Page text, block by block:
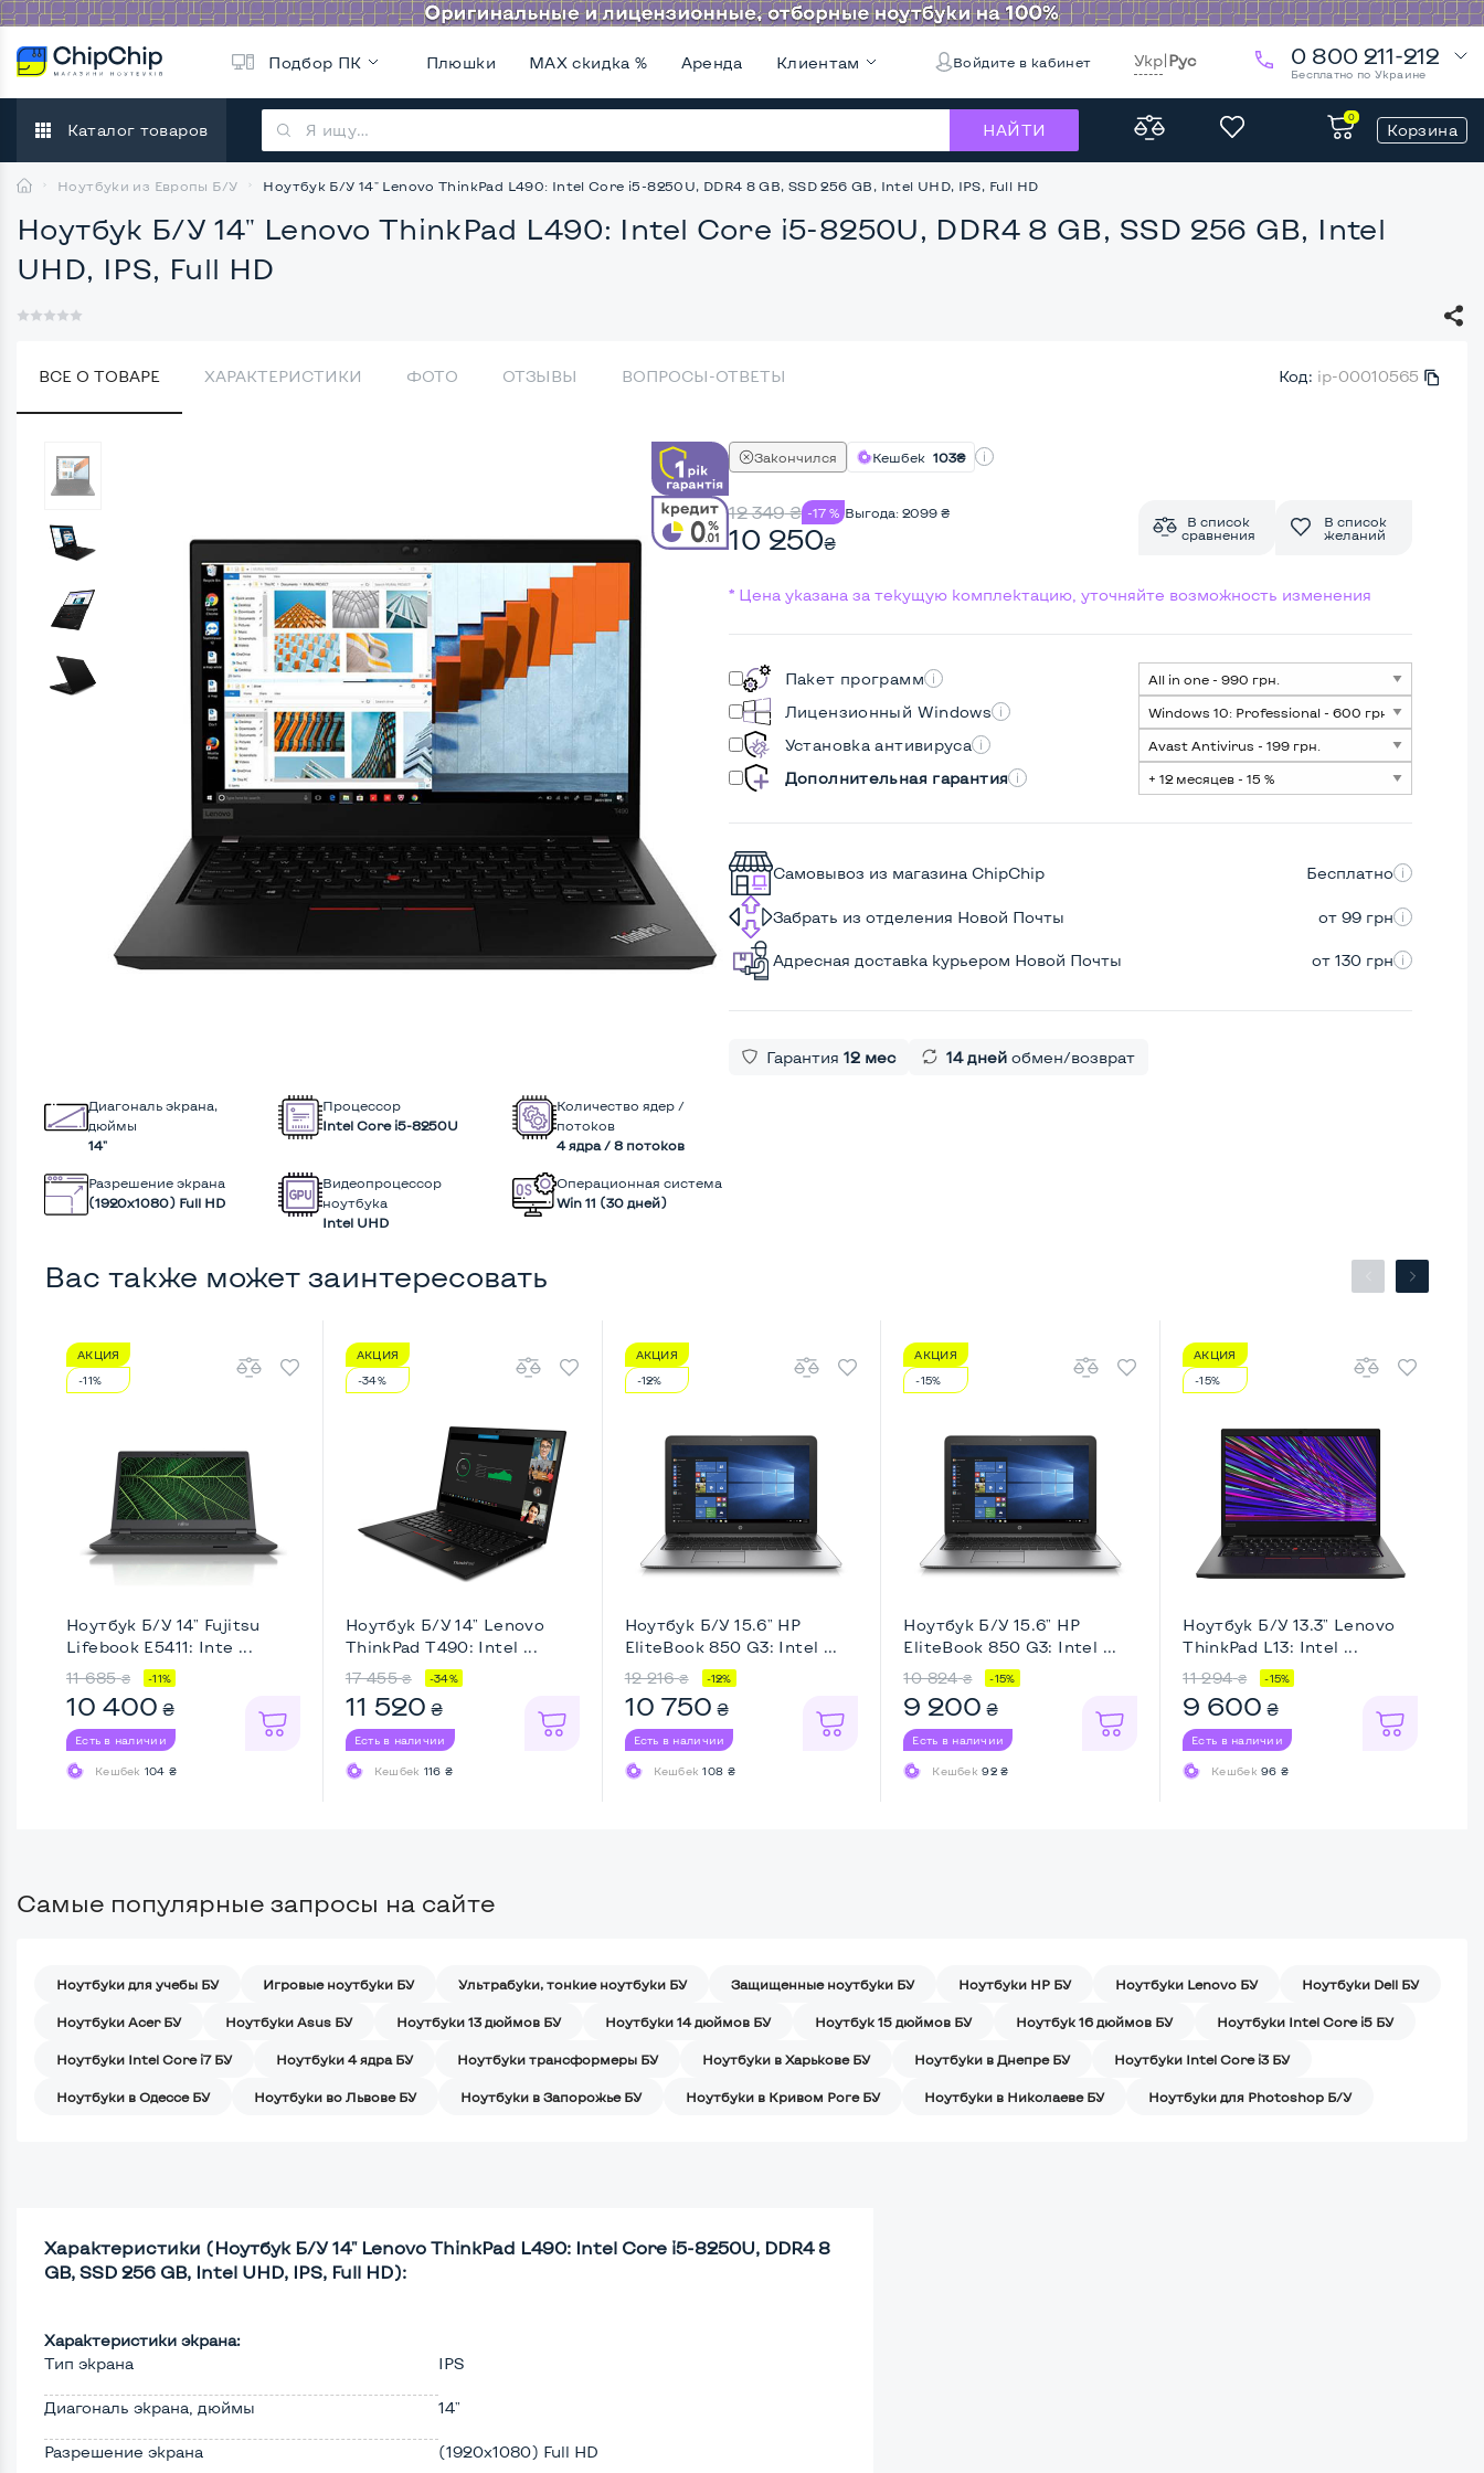
Подбор ПК Плюшки MAX скидка % Аренда Клиентам Войдите в кабинет Укр|Рус 0 800 211-212
Бесплатно по Украине
Каталог товаров НАЙТИ
0
Корзина
Ноутбуки из Европы Б/У Ноутбук Б/У 14" Lenovo ThinkPad L490: Intel Core i5-8250U, DDR4 8 GB, SSD 256 GB, Intel UHD, IPS, Full HD
Ноутбук Б/У 14" Lenovo ThinkPad L490: Intel Core i5-8250U, DDR4 8 GB, SSD 256 GB, Intel
UHD, IPS, Full HD
ВСЕ О ТОВАРЕ ХАРАКТЕРИСТИКИ ФОТО ОТЗЫВЫ ВОПРОСЫ-ОТВЕТЫ Код: ip-00010565
Диагональ экрана,
дюймы
14"
Процессор
Intel Core i5-8250U
Количество ядер /
потоков
4 ядра / 8 потоков
Разрешение экрана
(1920х1080) Full HD
Видеопроцессор
ноутбука
Intel UHD
Операционная система
Win 11 (30 дней)
Закончился Кешбек 103₴
12 349₴ -17 % Выгода: 2099₴
10 250₴
В список
сравнения
В список
желаний
* Цена указана за текущую комплектацию, уточняйте возможность изменения
Пакет программ
Лицензионный Windows
Установка антивируса
Дополнительная гарантия
Самовывоз из магазина ChipChip Бесплатно
Забрать из отделения Новой Почты от 99 грн
Адресная доставка курьером Новой Почты от 130 грн
Гарантия 12 мес 14 днейобмен/возврат
Вас также может заинтересовать
АКЦИЯ
-11%
Ноутбук Б/У 14" Fujitsu
Lifebook E5411: Inte ...
11 685 ₴ -11%
10 400 ₴
Есть в наличии
Кешбек 104 ₴
АКЦИЯ
-34%
Ноутбук Б/У 14" Lenovo
ThinkPad T490: Intel ...
17 455 ₴ -34%
11 520 ₴
Есть в наличии
Кешбек 116 ₴
АКЦИЯ
-12%
Ноутбук Б/У 15.6" HP
EliteBook 850 G3: Intel ...
12 216 ₴ -12%
10 750 ₴
Есть в наличии
Кешбек108 ₴
АКЦИЯ
-15%
Ноутбук Б/У 15.6" HP
EliteBook 850 G3: Intel ...
10 824 ₴ -15%
9 200 ₴
Есть в наличии
Кешбек92 ₴
АКЦИЯ
-15%
Ноутбук Б/У 13.3" Lenovo
ThinkPad L13: Intel ...
11 294 ₴ -15%
9 600 ₴
Есть в наличии
Кешбек96 ₴
Самые популярные запросы на сайте
Ноутбуки для учебы БУ Игровые ноутбуки БУ Ультрабуки, тонкие ноутбуки БУ Защищенные ноутбуки БУ Ноутбуки HP БУ Ноутбуки Lenovo БУ Ноутбуки Dell БУ
Ноутбуки Acer БУ Ноутбуки Asus БУ Ноутбуки 13 дюймов БУ Ноутбуки 14 дюймов БУ Ноутбук 15 дюймов БУ Ноутбук 16 дюймов БУ Ноутбуки Intel Core i5 БУ
Ноутбуки Intel Core i7 БУ Ноутбуки 4 ядра БУ Ноутбуки трансформеры БУ Ноутбуки в Харькове БУ Ноутбуки в Днепре БУ Ноутбуки Intel Core i3 БУ
Ноутбуки в Одессе БУ Ноутбуки во Львове БУ Ноутбуки в Запорожье БУ Ноутбуки в Кривом Роге БУ Ноутбуки в Николаеве БУ Ноутбуки для Photoshop Б/У
Характеристики (Ноутбук Б/У 14" Lenovo ThinkPad L490: Intel Core i5-8250U, DDR4 8
GB, SSD 256 GB, Intel UHD, IPS, Full HD):
Характеристики экрана:
Тип экрана
IPS
Диагональ экрана, дюймы 14"
Разрешение экрана (1920х1080) Full HD